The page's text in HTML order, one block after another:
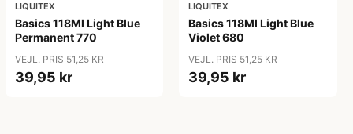
LIQUITEX
Basics 118Ml Light Blue
Permanent 770
VEJL. PRIS 51,25 KR
39,95 kr
LIQUITEX
Basics 118Ml Light Blue
Violet 680
VEJL. PRIS 51,25 KR
39,95 kr